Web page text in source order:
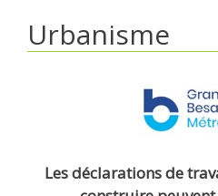
Urbanisme
Les déclarations de